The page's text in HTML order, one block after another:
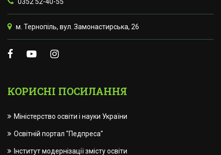
м. Тернопіль, вул. Замонастирська, 26
КОРИСНІ ПОСИЛАННЯ
Міністерство освіти і науки України
Освітній портал "Педпреса"
Інститут модернізації змісту освіти